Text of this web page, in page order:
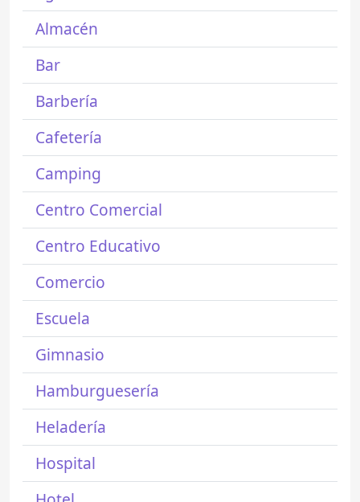
Almacén
Bar
Barbería
Cafetería
Camping
Centro Comercial
Centro Educativo
Comercio
Escuela
Gimnasio
Hamburguesería
Heladería
Hospital